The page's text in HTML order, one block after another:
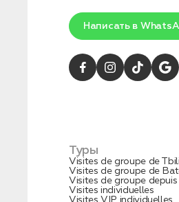
Написать в
Туры
Visites de groupe de
Visites de groupe de
Visites de groupe depuis
Visites individuelles
Visites VIP individuelles
1. Выберите
2. Заполните форму
Заказать трансфер